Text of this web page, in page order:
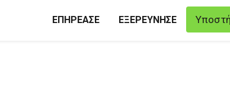
ΕΠΗΡΕΑΣΕ ΕΞΕΡΕΥΝΗΣΕ